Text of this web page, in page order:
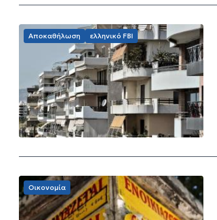
Αποκαθήλωση ελληνικό FBI
Οικονομία